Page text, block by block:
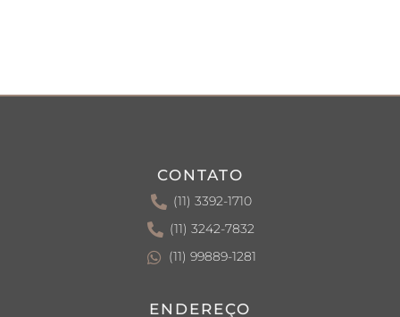
CONTATO
(11) 3392-1710
(11) 3242-7832
(11) 99889-1281
ENDEREÇO